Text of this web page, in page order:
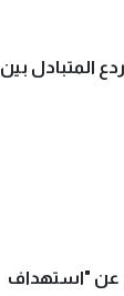
المتبادل بين
عن "استهداف